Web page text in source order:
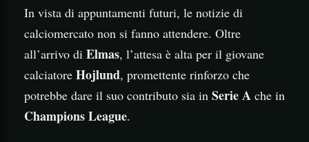
In vista di appuntamenti futuri, le notizie di
calciomercato non si fanno attendere. Oltre
all’arrivo di Elmas, l’attesa è alta per il giovane
calciatore Hojlund, promettente rinforzo che
potrebbe dare il suo contributo sia in Serie A che in
Champions League.